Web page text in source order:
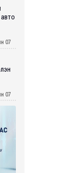
авто
07
07